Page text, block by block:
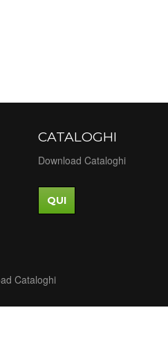
CATALOGHI
Download Cataloghi
QUI
Cataloghi